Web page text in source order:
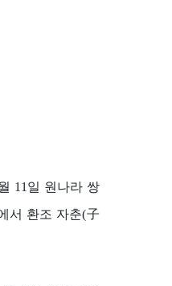
11일 원나라 쌍
서 환조 자춘(子